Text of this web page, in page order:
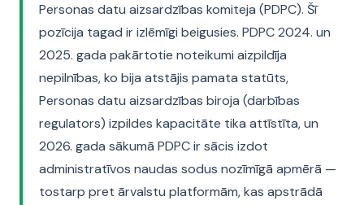
Personas datu aizsardzības komiteja (PDPC). Šī
pozīcija tagad ir izlēmīgi beigusies. PDPC 2024. un
2025. gada pakārtotie noteikumi aizpildīja
nepilnības, ko bija atstājis pamata statūts,
Personas datu aizsardzības biroja (darbības
regulators) izpildes kapacitāte tika attīstīta, un
2026. gada sākumā PDPC ir sācis izdot
administratīvos naudas sodus nozīmīgā apmērā —
tostarp pret ārvalstu platformām, kas apstrādā